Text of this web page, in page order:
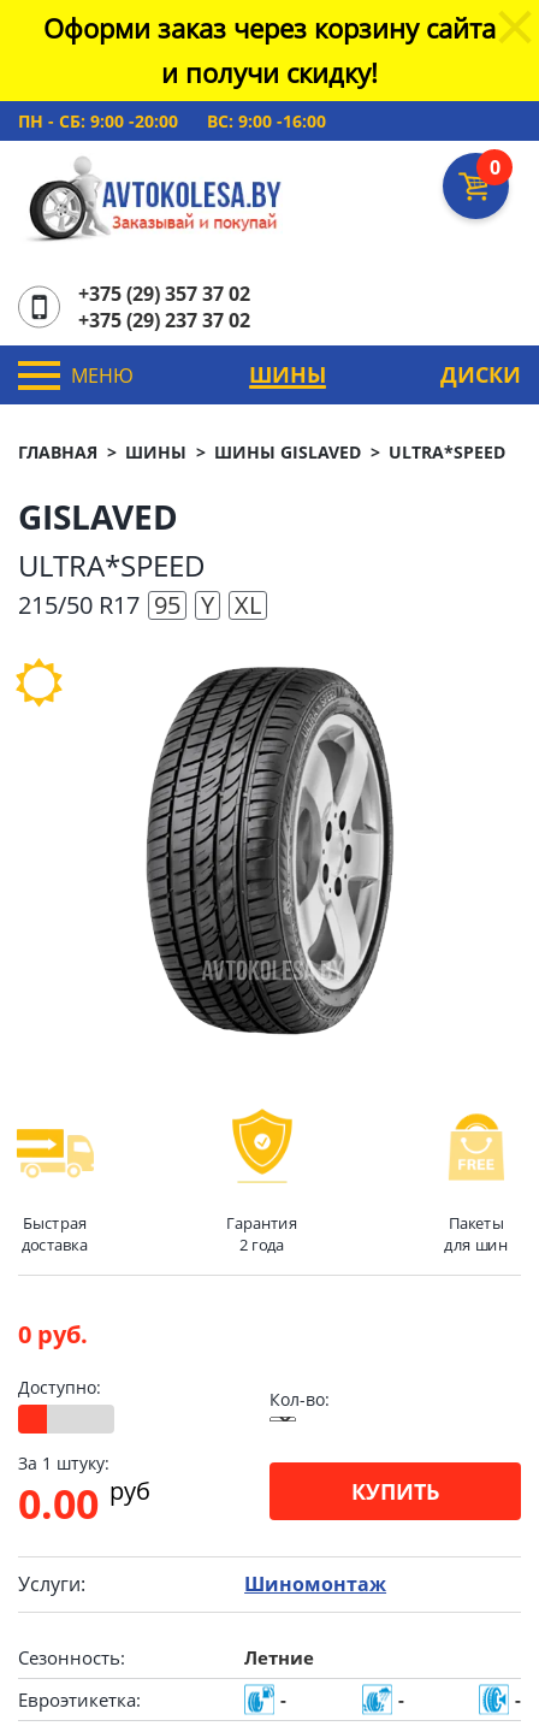
Оформи заказ через корзину сайта
и получи скидку!
ПН - СБ: 9:00 -20:00 ВС: 9:00 -16:00
0
+375 (29) 357 37 02
+375 (29) 237 37 02
МЕНЮ ШИНЫ ДИСКИ
ГЛАВНАЯ ШИНЫ ШИНЫ GISLAVED ULTRA*SPEED
GISLAVED
ULTRA*SPEED
215/50 R17 95 Y XL
Быстрая
доставка
Гарантия
2 года
Пакеты
для шин
0 руб.
Доступно:
Кол-во:
За 1 штуку:
0.00 pуб КУПИТЬ
Услуги: Шиномонтаж
Сезонность:
Летние
Евроэтикетка:
- -
-